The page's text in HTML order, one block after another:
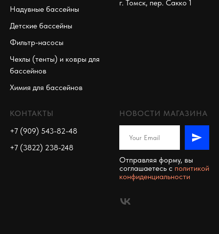
Надувные бассейны
Детские бассейны
Фильтр-насосы
Чехлы (тенты) и ковры для
бассейнов
Химия для бассейнов
г. Томск, пер. Сакко 1
КОНТАКТЫ
+7 (909) 543-82-48
+7 (3822) 238-248
НОВОСТИ МАГАЗИНА
Отправляя форму, вы
соглашаетесь c политикой
конфиденциальности